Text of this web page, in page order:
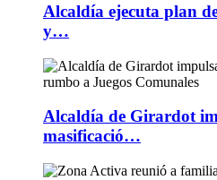
Alcaldía ejecuta plan
y…
Alcaldía de Girardot
masificació…